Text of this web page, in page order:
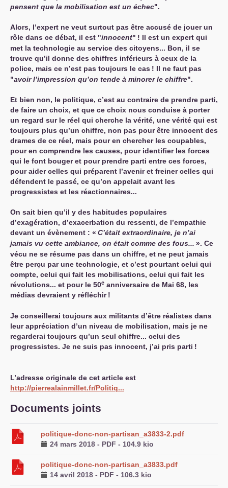
pensent que la mobilisation est un échec".
Alors, l’expert ne veut surtout pas être accusé de jouer un
rôle dans ce débat, il est "innocent" ! Il est un expert qui
met la technologie au service des citoyens... Bon, il se
trouve qu’il donne des chiffres inférieurs à ceux de la
police, mais ce n’est pas toujours le cas ! Il ne faut pas
"avoir l’impression qu’on tende à minorer le chiffre".
Et bien non, le politique, c’est au contraire de prendre parti,
de faire un choix, et que ce choix nous conduise à porter
un regard sur le réel qui cherche la vérité, une vérité qui est
toujours plus qu’un chiffre, non pas pour être innocent des
drames de ce réel, mais pour en chercher les coupables,
pour en comprendre les causes, pour identifier les forces
qui le font bouger et pour prendre parti entre ces forces,
pour aider celles qui préparent l’avenir et freiner celles qui
défendent le passé, ce qu’on appelait avant les
progressistes et les réactionnaires...
On sait bien qu’il y des habitudes populaires
d’exagération, d’exacerbation du ressenti, de l’empathie
devant un évènement : « C’était extraordinaire, je n’ai
jamais vu cette ambiance, on était comme des fous... ». Ce
vécu ne se résume pas dans un chiffre, et ne peut jamais
être perçu par une technologie, et c’est pourtant celui qui
compte, celui qui fait les mobilisations, celui qui fait les
révolutions... et pour le 50e anniversaire de Mai 68, les
médias devraient y réfléchir !
Je conseillerai toujours aux militants d’être réalistes dans
leur appréciation d’un niveau de mobilisation, mais je ne
regarderai toujours qu’un seul chiffre... celui des
progressistes. Je ne suis pas innocent, j’ai pris parti !
L’adresse originale de cet article est
http://pierrealainmillet.fr/Politiq...
Documents joints
politique-donc-non-partisan_a3833-2.pdf
24 mars 2018 - PDF - 104.9 kio
politique-donc-non-partisan_a3833.pdf
14 avril 2018 - PDF - 106.3 kio